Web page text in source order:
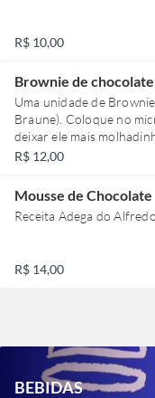
R$ 10,00
Brownie de chocolate
Uma unidade de
Braune). Coloque no
deixar ele mais
R$ 12,00
Mousse de Chocolate
Receita Adega do Alfredo
R$ 14,00
BEBIDAS